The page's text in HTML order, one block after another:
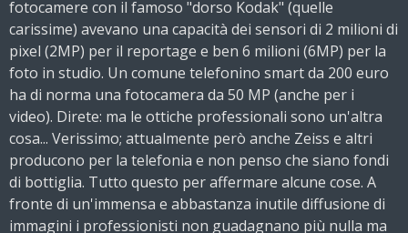
fotocamere con il famoso "dorso Kodak" (quelle
carissime) avevano una capacità dei sensori di 2 milioni di
pixel (2MP) per il reportage e ben 6 milioni (6MP) per la
foto in studio. Un comune telefonino smart da 200 euro
ha di norma una fotocamera da 50 MP (anche per i
video). Direte: ma le ottiche professionali sono un'altra
cosa... Verissimo; attualmente però anche Zeiss e altri
producono per la telefonia e non penso che siano fondi
di bottiglia. Tutto questo per affermare alcune cose. A
fronte di un'immensa e abbastanza inutile diffusione di
immagini i professionisti non guadagnano più nulla ma